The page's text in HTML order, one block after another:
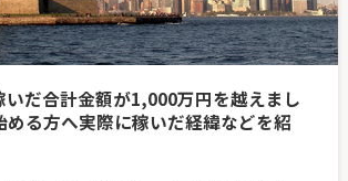
いだ合計金額が1,000万円を越えまし
める方へ実際に稼いだ経緯などを紹